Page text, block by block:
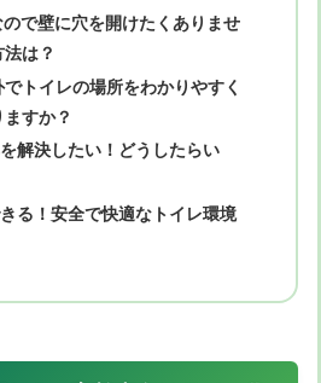
で壁に穴を開けたくありませ
は？
トイレの場所をわかりやすく
すか？
解決したい！どうしたらい
る！安全で快適なトイレ環境